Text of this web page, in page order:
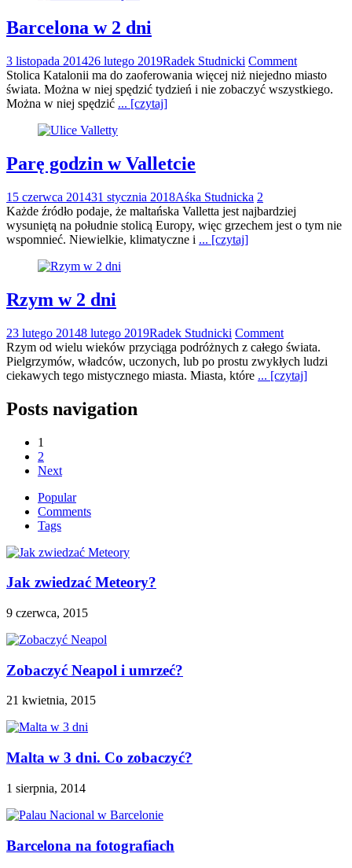
Barcelona w 2 dni
3 listopada 201426 lutego 2019Radek Studnicki Comment
Stolica Katalonii ma do zaoferowania więcej niż niejedno miasto
świata. Można w niej spędzić tydzień i nie zobaczyć wszystkiego.
Można w niej spędzić ... [czytaj]
Parę godzin w Valletcie
15 czerwca 201431 stycznia 2018Aśka Studnicka 2
Każde źródło podaje, że maltańska Valletta jest najbardziej
wysuniętą na południe stolicą Europy, więc grzechem jest o tym nie
wspomnieć. Niewielkie, klimatyczne i ... [czytaj]
Rzym w 2 dni
23 lutego 20148 lutego 2019Radek Studnicki Comment
Rzym od wielu wieków przyciąga podróżnych z całego świata.
Pielgrzymów, władców, uczonych, lub po prostu zwykłych ludzi
ciekawych tego mistycznego miasta. Miasta, które ... [czytaj]
Posts navigation
1
2
Next
Popular
Comments
Tags
Jak zwiedzać Meteory?
9 czerwca, 2015
Zobaczyć Neapol i umrzeć?
21 kwietnia, 2015
Malta w 3 dni. Co zobaczyć?
1 sierpnia, 2014
Barcelona na fotografiach